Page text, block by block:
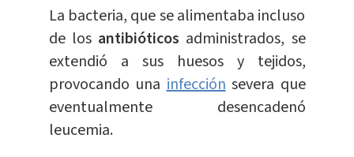
La bacteria, que se alimentaba incluso
de los antibióticos administrados, se
extendió a sus huesos y tejidos,
provocando unainfecciónsevera que
eventualmente desencadenó
leucemia.